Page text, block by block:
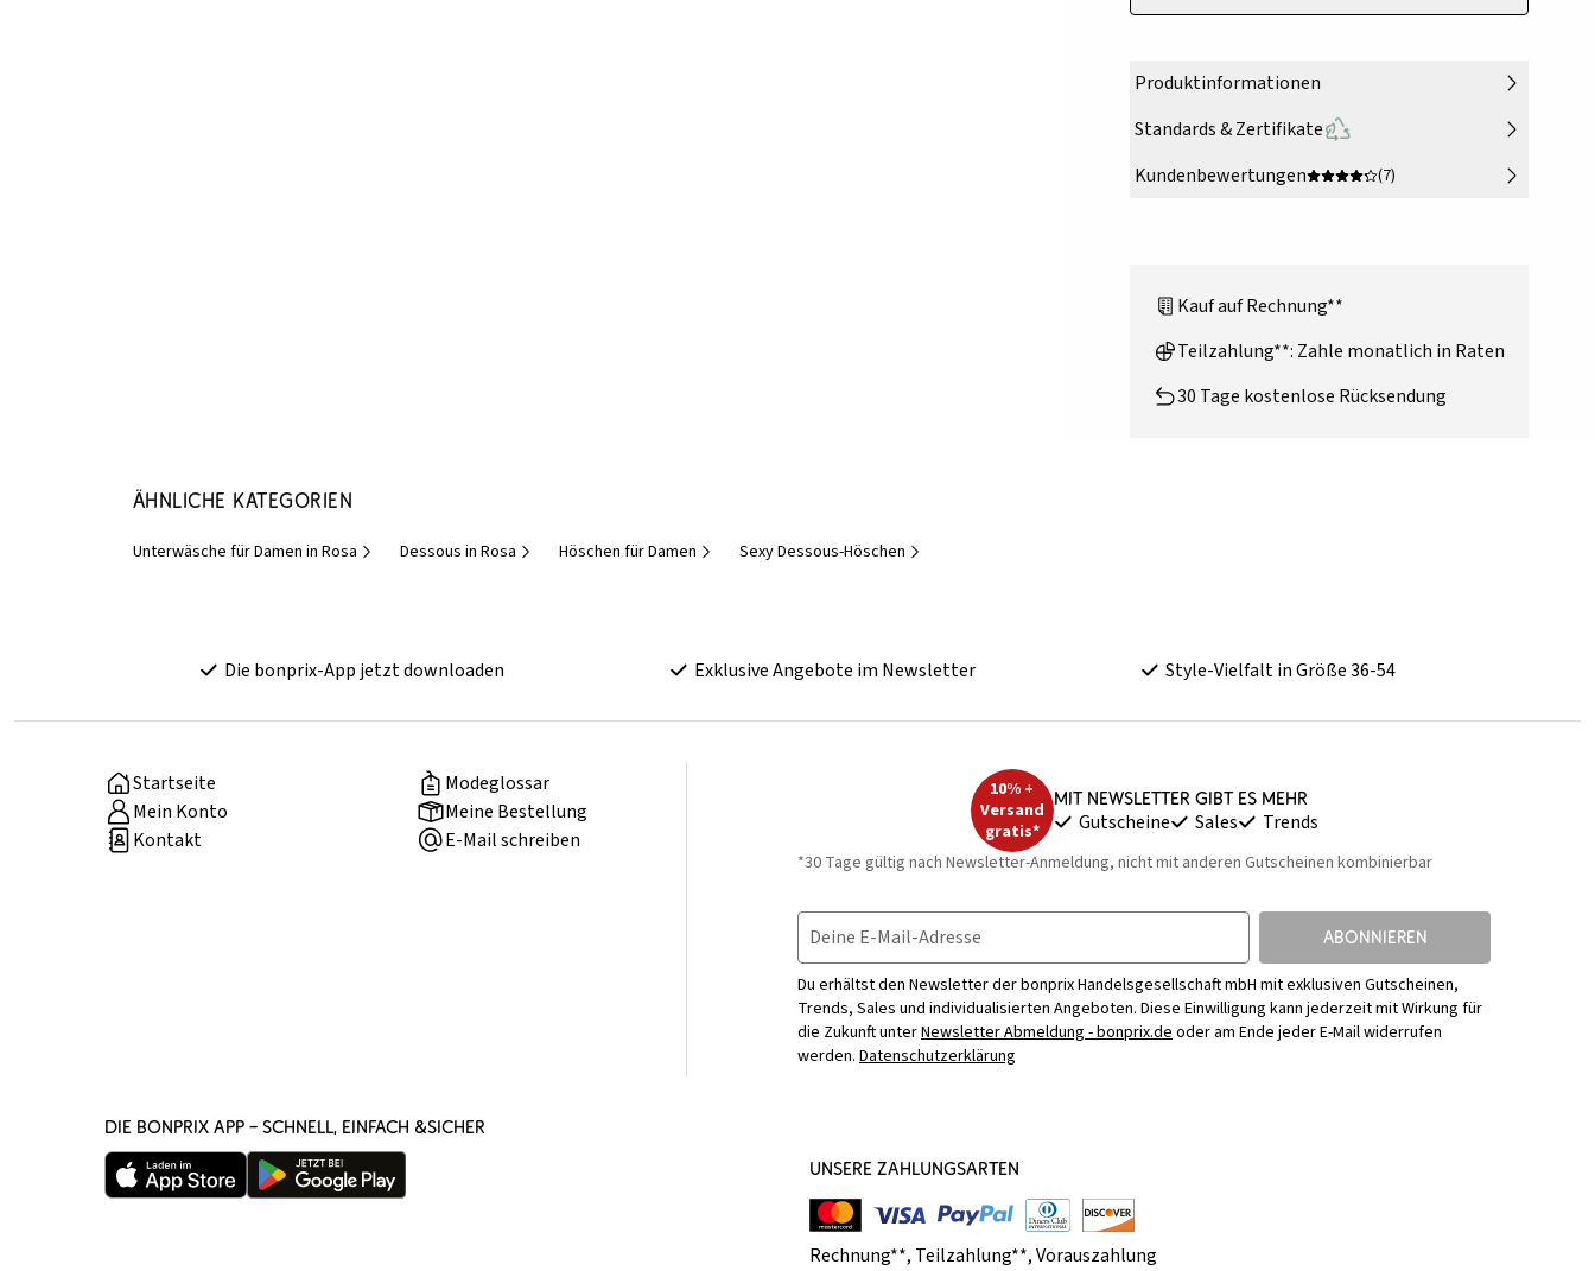
Produktinformationen
Standards & Zertifikate
Kundenbewertungen
(7)
Kauf auf Rechnung**
Teilzahlung**: Zahle monatlich in Raten
30 Tage kostenlose Rücksendung
Ähnliche Kategorien
Unterwäsche für Damen in Rosa Dessous in Rosa Höschen für Damen Sexy Dessous-Höschen
Die bonprix-App jetzt downloaden Exklusive Angebote im Newsletter Style-Vielfalt in Größe 36-54
Startseite
Modeglossar
Mein Konto
Meine Bestellung
Kontakt
E-Mail schreiben
10% +
Versand
gratis*
Mit Newsletter gibt es mehr
Gutscheine Sales Trends
*30 Tage gültig nach Newsletter-Anmeldung, nicht mit anderen Gutscheinen kombinierbar
Deine E-Mail-Adresse ABONNIEREN
Du erhältst den Newsletter der bonprix Handelsgesellschaft mbH mit exklusiven Gutscheinen,
Trends, Sales und individualisierten Angeboten. Diese Einwilligung kann jederzeit mit Wirkung für
die Zukunft unterNewsletter Abmeldung - bonprix.deoder am Ende jeder E-Mail widerrufen
werden. Datenschutzerklärung
DIE BONPRIX APP – SCHNELL, EINFACH &SICHER
UNSERE ZAHLUNGSARTEN
Rechnung**, Teilzahlung**,Vorauszahlung